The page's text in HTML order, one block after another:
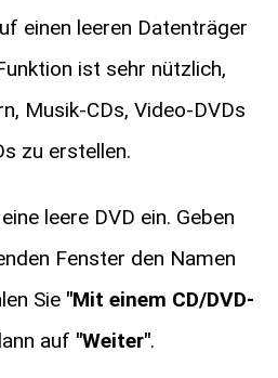
einen leeren Datenträger
ist sehr nützlich,
Musik-CDs, Video-DVDs
zu erstellen.
leere DVD ein. Geben
Fenster den Namen
Sie "Mit einem CD/DVD-
auf "Weiter".